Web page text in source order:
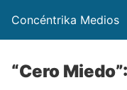
Concéntrika Medios
“Cero